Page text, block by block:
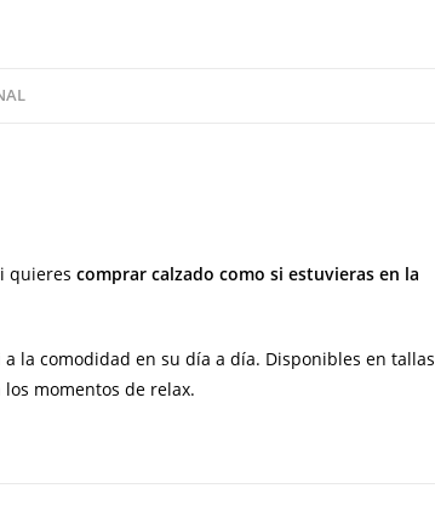
quieres comprar calzado como si estuvieras en la
la comodidad en su día a día. Disponibles en tallas
momentos de relax.